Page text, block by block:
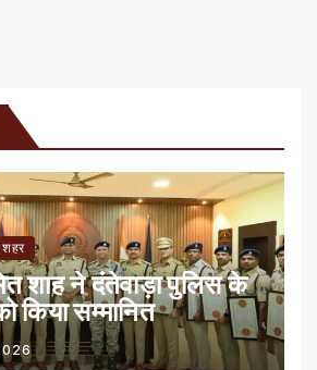
शहर
शाह ने दंतेवाड़ा पुलिस के
किया सम्मानित